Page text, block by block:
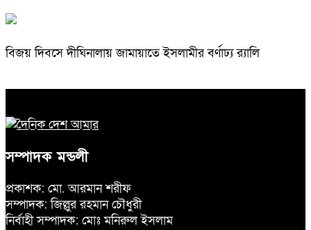
বিজয় দিবসে দীঘিনালায় জামায়াতে ইসলামীর বর্ণাঢ্য র‍্যালি
সম্পাদক মন্ডলী
প্রকাশক: মো. আরমান শরীফ
সম্পাদক: জিল্লুর রহমান চৌধুরী
নির্বাহী সম্পাদক: মোঃ মনিরুল ইসলাম